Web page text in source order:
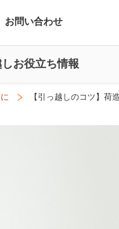
お問い合わせ
お役立ち情報
【引っ越しのコツ】荷